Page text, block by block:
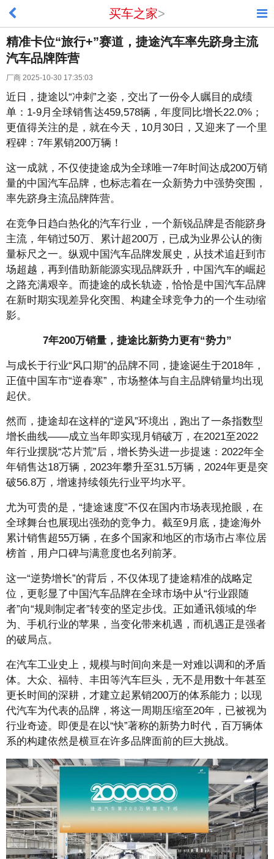
买车之家>
精准卡位“旅行+”赛道，捷途汽车率先跻身主流
汽车品牌阵营
厂商 2025-10-30 17:35:03
近日，捷途以“冲刺”之姿，交出了一份令人瞩目的成绩
单：1-9月全球销售达459,578辆，年度同比增长22.0%；
更值得关注的是，就在今天，10月30日，又迎来了一个里
程碑：7年累销200万辆！
这一成就，不仅使捷途成为全球唯一7年时间达成200万销
量的中国汽车品牌，也标志着在一众新势力中强势突围，
率先跻身主流品牌阵营。
在竞争日趋白热化的汽车行业，一个新锐品牌是否能跻身
主流，年销过50万、累计超200万，已成为业界公认的衡
量标尺之一。纵观中国汽车品牌发展史，从技术追赶到市
场超越，再到借助新能源实现品牌跃升，中国汽车的崛起
之路充满艰辛。而捷途的成长轨迹，恰恰是中国汽车品牌
在新时期实现差异化突围、构建全球竞争力的一个生动缩
影。
7年200万销量， 捷途比新势力更有“势力”
与成长于行业“风口期”的品牌不同，捷途诞生于2018年，
正值中国车市“逆春寒”，市场整体与自主品牌销量均出现
起伏。
然而，捷途却在这样的“逆风”环境出，跑出了一条指数型
增长曲线——成立当年即实现月销破万，在2021至2022
年行业摆脱“芯片荒”后，增长势头进一步提速：2022年全
年销售达18万辆，2023年攀升至31.5万辆，2024年更是突
破56.8万，增速持续领先行业平均水平。
尤为可贵的是，“捷途速度”不仅在国内市场表现抢眼，在
全球舞台也展现出强劲的竞争力。截至9月底，捷途海外
累计销售超55万辆，在多个国家和地区的市场市占率位居
榜首，用户口碑与满意度也名列前茅。
这一“逆势增长”的背后，不仅体现了捷途精准的战略定
位，更彰显了中国汽车品牌在全球市场中从“行业跟随
者”向“规则制定者”转变的坚定步伐。正如通讯领域的华
为、手机行业的苹果，当变化带来机遇，而机遇正是强者
的破局点。
在汽车工业史上，规模与时间向来是一对难以调和的矛盾
体。大众、福特、丰田等汽车巨头，无不是用数十年甚至
更长时间的深耕，才建立起累销200万的体系能力；以现
代汽车为代表的品牌，将这一周期压缩至20年，已被视为
行业奇迹。即便是在以“快”著称的新势力时代，百万辆体
系的构建依然是横亘在许多品牌面前的巨大挑战。